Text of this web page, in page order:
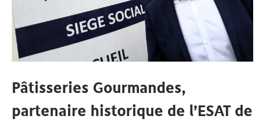
Pâtisseries Gourmandes,
partenaire historique de l’ESAT de